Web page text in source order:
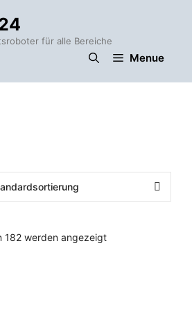
für alle Bereiche
Menue
182 werden angezeigt